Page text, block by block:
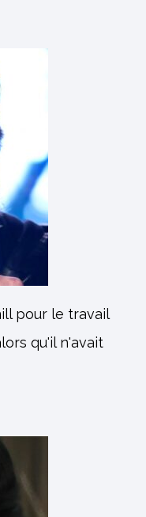
pour le travail
qu'il n'avait